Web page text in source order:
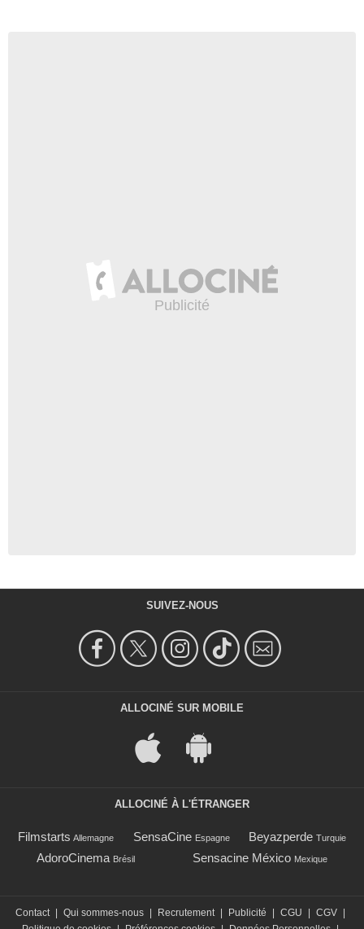
SUIVEZ-NOUS
ALLOCINÉ SUR MOBILE
ALLOCINÉ À L'ÉTRANGER
Filmstarts Allemagne SensaCine Espagne Beyazperde Turquie
AdoroCinema Brésil Sensacine México Mexique
Contact | Qui sommes-nous | Recrutement | Publicité | CGU | CGV |